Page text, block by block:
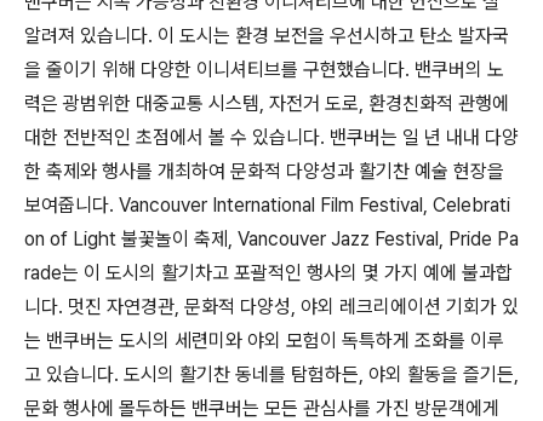
알려져 있습니다. 이 도시는 환경 보전을 우선시하고 탄소 발자국
을 줄이기 위해 다양한 이니셔티브를 구현했습니다. 밴쿠버의 노
력은 광범위한 대중교통 시스템, 자전거 도로, 환경친화적 관행에
대한 전반적인 초점에서 볼 수 있습니다. 밴쿠버는 일 년 내내 다양
한 ​​축제와 행사를 개최하여 문화적 다양성과 활기찬 예술 현장을
보여줍니다. Vancouver International Film Festival, Celebrati
on of Light 불꽃놀이 축제, Vancouver Jazz Festival, Pride Pa
rade는 이 도시의 활기차고 포괄적인 행사의 몇 가지 예에 불과합
니다. 멋진 자연경관, 문화적 다양성, 야외 레크리에이션 기회가 있
는 밴쿠버는 도시의 세련미와 야외 모험이 독특하게 조화를 이루
고 있습니다. 도시의 활기찬 동네를 탐험하든, 야외 활동을 즐기든,
문화 행사에 몰두하든 밴쿠버는 모든 관심사를 가진 방문객에게